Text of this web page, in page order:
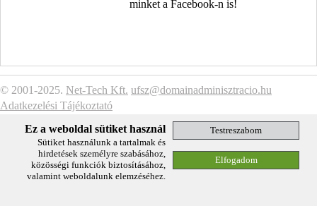
minket a Facebook-n is!
© 2001-2025. Net-Tech Kft. ufsz@domainadminisztracio.hu
Adatkezelési Tájékoztató
Ez a weboldal sütiket használ
Sütiket használunk a tartalmak és
hirdetések személyre szabásához,
közösségi funkciók biztosításához,
valamint weboldalunk elemzéséhez.